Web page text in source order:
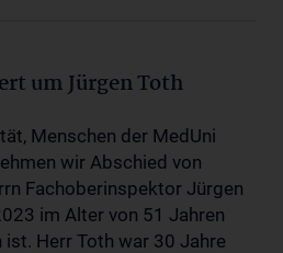
um Jürgen Toth
Menschen der MedUni
wir Abschied von
Fachoberinspektor Jürgen
im Alter von 51 Jahren
Herr Toth war 30 Jahre